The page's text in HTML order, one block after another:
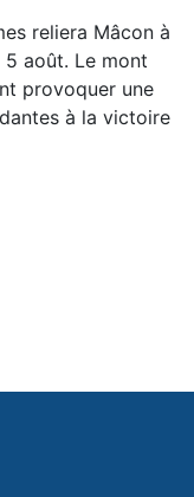
reliera Mâcon à
août. Le mont
provoquer une
à la victoire